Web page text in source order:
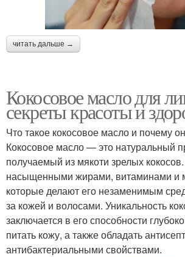
читать дальше →
Кокосовое масло для
секреты красоты и
Что такое кокосовое масло и почему
Кокосовое масло — это натуральный
получаемый из мякоти зрелых
насыщенными жирами, витаминами и
которые делают его незаменимым
за кожей и волосами. Уникальность
заключается в его способности
питать кожу, а также обладать
антибактериальными свойствами.